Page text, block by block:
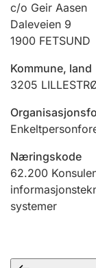
Jeger
Betaling og
Andre tema
c/o Geir Aasen
Daleveien 9
1900 FETSUND
Kommune, land
3205
Næringskode
62.200
systemer